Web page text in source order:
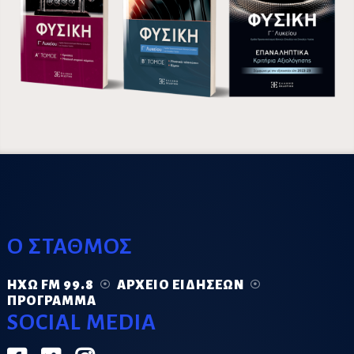
Ο ΣΤΑΘΜΟΣ
ΗΧΏ FM 99.8
ΑΡΧΕΊΟ ΕΙΔΉΣΕΩΝ
ΠΡΌΓΡΑΜΜΑ
SOCIAL MEDIA